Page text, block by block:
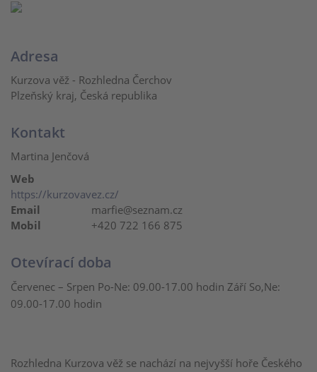
Rozhledna Kurzova věž se nachází na nejvyšší hoře Českého
Adresa
Kurzova věž - Rozhledna Čerchov
Plzeňský kraj, Česká republika
Kontakt
Martina Jenčová
Web
https://kurzovavez.cz/
Email
marfie@seznam.cz
Mobil
+420 722 166 875
Otevírací doba
Červenec – Srpen Po-Ne: 09.00-17.00 hodin Září So,Ne:
09.00-17.00 hodin